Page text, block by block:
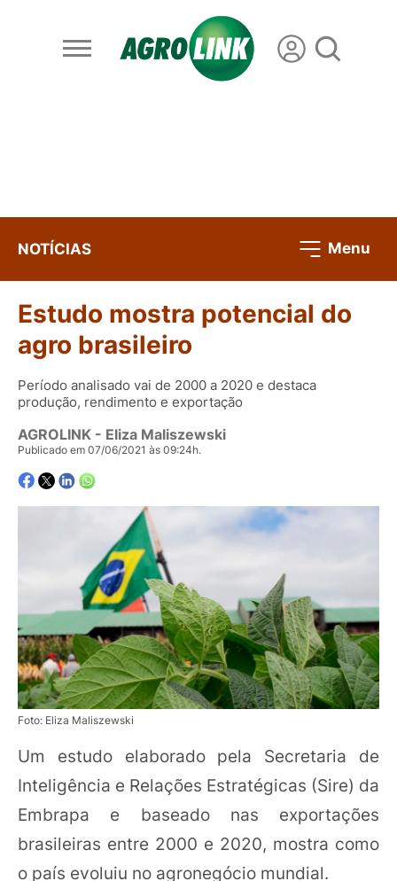
NOTÍCIAS Menu
Estudo mostra potencial do
agro brasileiro
Período analisado vai de 2000 a 2020 e destaca
produção, rendimento e exportação
AGROLINK - Eliza Maliszewski
Publicado em 07/06/2021 às 09:24h.
Foto: Eliza Maliszewski
Um estudo elaborado pela Secretaria de
Inteligência e Relações Estratégicas (Sire) da
Embrapa e baseado nas exportações
brasileiras entre 2000 e 2020, mostra como
o país evoluiu no agronegócio mundial.